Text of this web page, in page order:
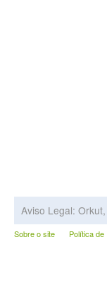
Aviso Legal:
Sobre o site Política